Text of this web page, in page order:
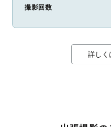
撮影回数
詳しく